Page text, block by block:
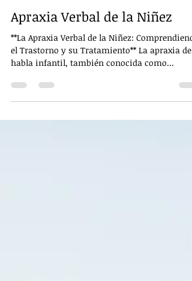
Apraxia Verbal de la Niñez
**La Apraxia Verbal de la Niñez:
el Trastorno y su Tratamiento** La apraxia del
habla infantil, también conocida como...